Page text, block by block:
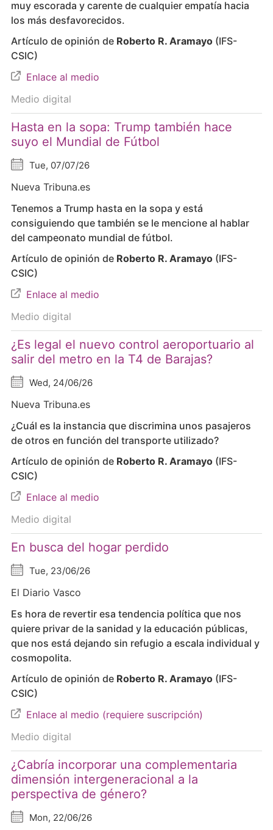
muy escorada y carente de cualquier empatía hacia
los más desfavorecidos.
Artículo de opinión de Roberto R. Aramayo(IFS-
CSIC)
Enlace al medio
Medio digital
Hasta en la sopa: Trump también hace
suyo el Mundial de Fútbol
Tue, 07/07/26
Nueva Tribuna.es
Tenemos a Trump hasta en la sopa y está
consiguiendo que también se le mencione al hablar
del campeonato mundial de fútbol.
Artículo de opinión de Roberto R. Aramayo(IFS-
CSIC)
Enlace al medio
Medio digital
¿Es legal el nuevo control aeroportuario al
salir del metro en la T4 de Barajas?
Wed, 24/06/26
Nueva Tribuna.es
¿Cuál es la instancia que discrimina unos pasajeros
de otros en función del transporte utilizado?
Artículo de opinión de Roberto R. Aramayo(IFS-
CSIC)
Enlace al medio
Medio digital
En busca del hogar perdido
Tue, 23/06/26
El Diario Vasco
Es hora de revertir esa tendencia política que nos
quiere privar de la sanidad y la educación públicas,
que nos está dejando sin refugio a escala individual y
cosmopolita.
Artículo de opinión de Roberto R. Aramayo(IFS-
CSIC)
Enlace al medio (requiere suscripción)
Medio digital
¿Cabría incorporar una complementaria
dimensión intergeneracional a la
perspectiva de género?
Mon, 22/06/26